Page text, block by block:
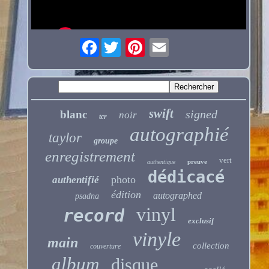
Facebook
blanc tcr noir swift signed
taylor groupe autographié
enregistrement authentique preuve vert
authentifié photo dédicacé
psadna édition autographed
record vinyl exclusif
main couverture vinyle collection
album disque